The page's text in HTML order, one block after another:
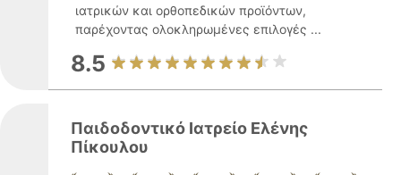
ιατρικών και ορθοπεδικών προϊόντων,
παρέχοντας ολοκληρωμένες επιλογές ...
8.5
Παιδοδοντικό Ιατρείο Ελένης
Πίκουλου